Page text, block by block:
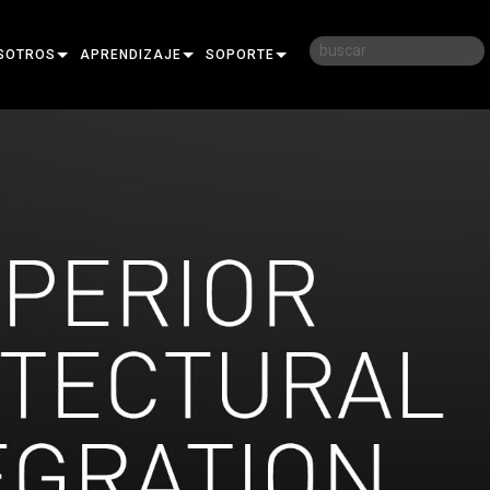
APRENDIZAJE SOPORTE
SOFTWARE
FIRMWARE
DESCARGAS
GARANTÍA